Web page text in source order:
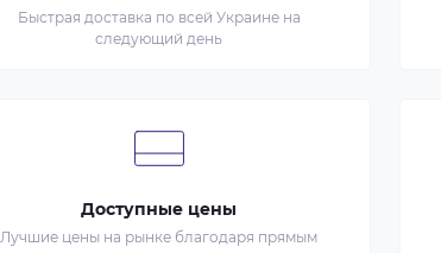
Быстрая доставка по всей Украине на
следующий день
Доступные цены
Лучшие цены на рынке благодаря прямым